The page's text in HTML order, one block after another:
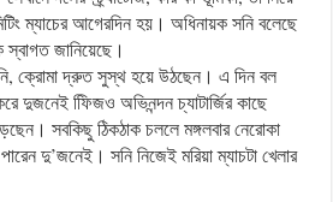
ম্যাচের আগেরদিন হয়। অধিনায়ক সনি বলেছে
জানিয়েছে।
ক্রোমা দ্রুত সুস্থ হয়ে উঠছেন। এ দিন বল
দুজনেই ফিিজও অভিনন্দন চ্যাটার্জির কাছে
সবকিছু ঠিকঠাক চললে মঙ্গলবার নেরোকা
দু’জনেই। সনি নিজেই মরিয়া ম্যাচটা খেলার